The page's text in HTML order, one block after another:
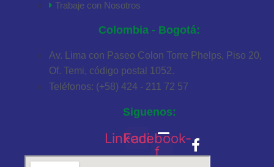
Trabaje con Nosotros
Colombia - Bogotá:
Av. Lima con Paseo Colon Torre Phelps, Piso 20,
Of. Temi, código postal 1052.
Teléfonos: (+58) 424 - 211 72 57
Siguenos:
Linkedin
Facebook-
f